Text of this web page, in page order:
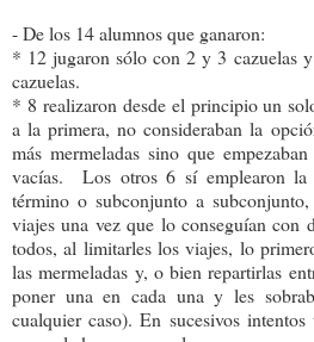
- De los 14 alumnos que ganaron:
* 12 jugaron sólo con 2 y 3 cazuelas
cazuelas.
* 8 realizaron desde el principio un
a la primera, no consideraban la
más mermeladas sino que
vacías. Los otros 6 sí emplearon la
término o subconjunto a
viajes una vez que lo conseguían con
todos, al limitarles los viajes, lo
las mermeladas y, o bien repartirlas
poner una en cada una y les
cualquier caso). En sucesivos